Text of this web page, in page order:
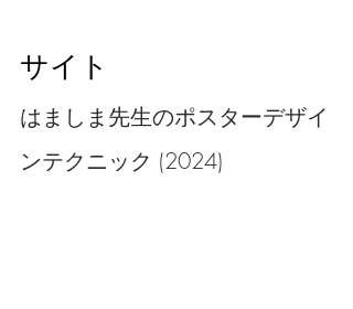
サイト
はましま先生のポスターデザイ
ンテクニック (2024)